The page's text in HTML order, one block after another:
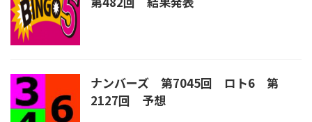
ナンバーズ 第7045回 ロト6 第
2127回 予想